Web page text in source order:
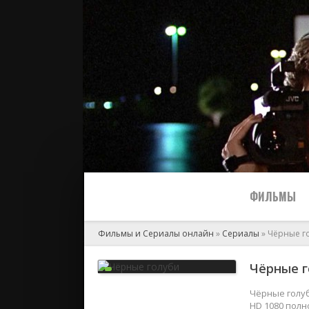
ФИЛЬМЫ
2024
Фильмы и Сериалы онлайн » Сериалы » Чёрные
Чёрные
Чёрные
HD 1080